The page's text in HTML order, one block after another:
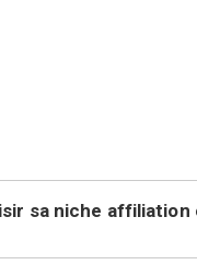
sa niche affiliation